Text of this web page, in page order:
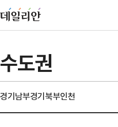
수도권
경기남부경기북부인천